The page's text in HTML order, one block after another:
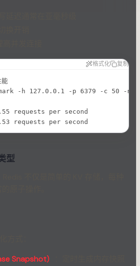
延迟通常在亚毫秒级
格式化 复制
-h 127.0.0.1 -p 6379 -c 50 -n
requests per second
requests per second
型
Snapshot）